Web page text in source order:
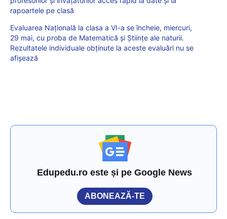
rapoartele pe clasă
Evaluarea Națională la clasa a VI-a se încheie, miercuri,
29 mai, cu proba de Matematică și Științe ale naturii.
Rezultatele individuale obținute la aceste evaluări nu se
afișează
Edupedu.ro este și pe Google News
ABONEAZĂ-TE